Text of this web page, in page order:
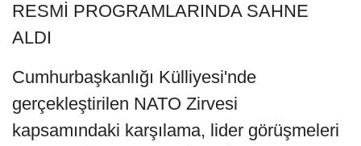
RESMİ PROGRAMLARINDA SAHNE
ALDI
Cumhurbaşkanlığı Külliyesi'nde
gerçekleştirilen NATO Zirvesi
kapsamındaki karşılama, lider görüşmeleri